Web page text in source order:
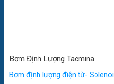
Bơm Định Lượng Tacmina
Bơm định lượng điện từ-